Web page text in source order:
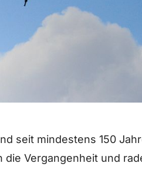
seit mindestens 150
Vergangenheit und